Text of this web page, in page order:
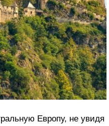
Европу, не увидя